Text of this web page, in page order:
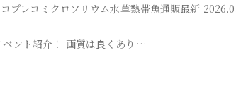
プレコ ミクロソリウム水草熱帯魚通販最新
ベント紹介！ 画質は良くあり…